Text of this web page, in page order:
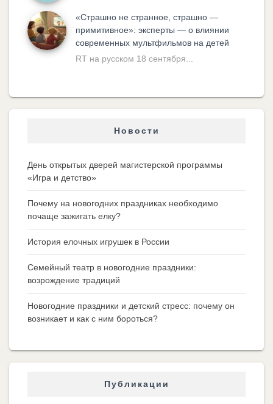
«Cтрашно не странное, страшно —
примитивное»: эксперты — о влиянии
современных мультфильмов на детей
RT на русском 18 сентября...
Новости
День открытых дверей магистерской программы
«Игра и детство»
Почему на новогодних праздниках необходимо
почаще зажигать елку?
История елочных игрушек в России
Семейный театр в новогодние праздники:
возрождение традиций
Новогодние праздники и детский стресс: почему он
возникает и как с ним бороться?
Публикации